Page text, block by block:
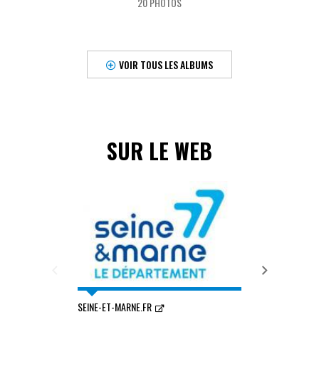
VOIR TOUS LES ALBUMS
SUR LE WEB
SEINE-ET-MARNE.FR